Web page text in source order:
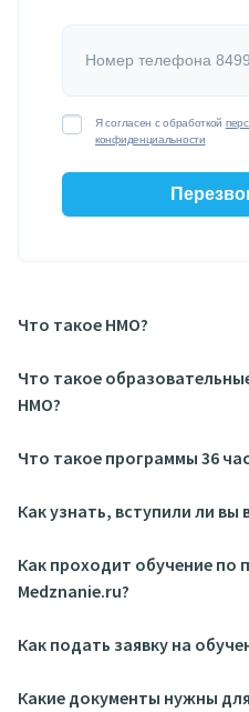
Номер телефона
Я согласен с обработкой
конфиденциальности
Что такое НМО?
Что такое
НМО?
Что такое программы 36
Как узнать, вступили ли вы
Как проходит обучение по
Medznanie.ru?
Как подать заявку на
Какие документы нужны